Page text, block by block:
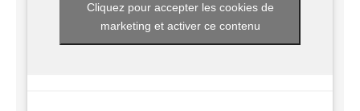
Cliquez pour accepter les cookies de
marketing et activer ce contenu